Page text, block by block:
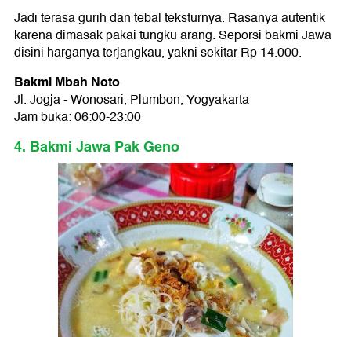
Jadi terasa gurih dan tebal teksturnya. Rasanya autentik
karena dimasak pakai tungku arang. Seporsi bakmi Jawa
disini harganya terjangkau, yakni sekitar Rp 14.000.
Bakmi Mbah Noto
Jl. Jogja - Wonosari, Plumbon, Yogyakarta
Jam buka: 06:00-23:00
4. Bakmi Jawa Pak Geno